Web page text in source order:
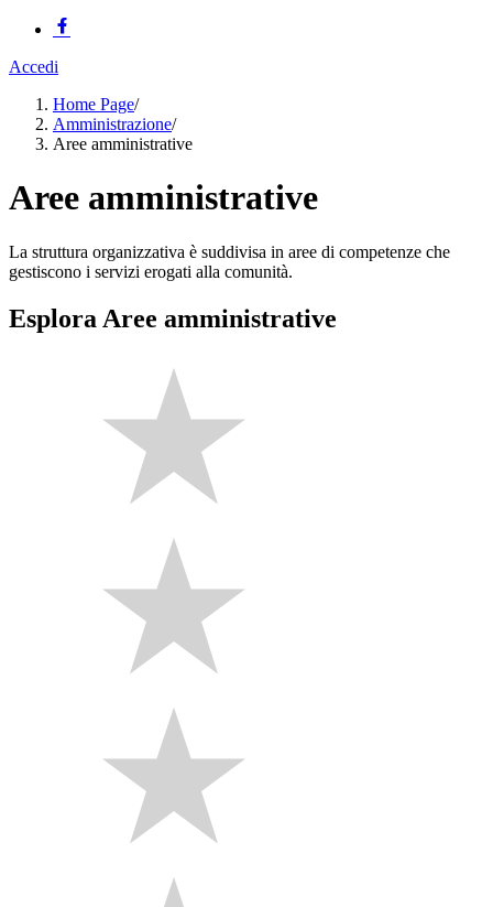
Accedi
Home Page/
Amministrazione/
Aree amministrative
Aree amministrative
La struttura organizzativa è suddivisa in aree di competenze che
gestiscono i servizi erogati alla comunità.
Esplora Aree amministrative